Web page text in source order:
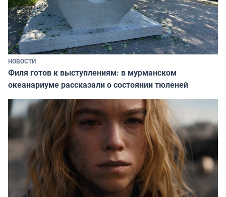
НОВОСТИ
Филя готов к выступлениям: в мурманском
океанариуме рассказали о состоянии тюленей